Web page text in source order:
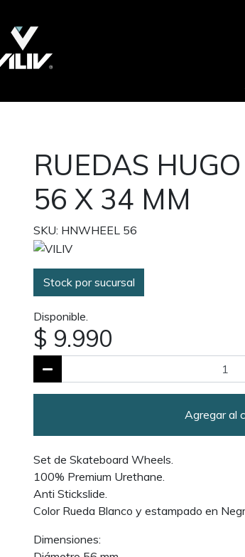
RUEDAS
56 X 34 MM
SKU: HNWHEEL 56
Stock por sucursal
Disponible.
$ 9.990
Agregar al
Set de Skateboard Wheels.
100% Premium Urethane.
Anti Stickslide.
Color Rueda Blanco y estampado en
Dimensiones: